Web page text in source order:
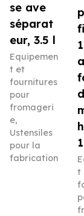
se ave
séparat
eur, 3.5 l
Equipemen
t et
fournitures
pour
fromageri
e,
Ustensiles
pour la
fabrication
t